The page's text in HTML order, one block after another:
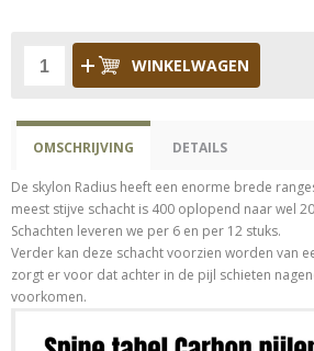
WINKELWAGEN
OMSCHRIJVING DETAILS
De skylon Radius heeft een enorme brede
meest stijve schacht is 400 oplopend naar wel
Schachten leveren we per 6 en per 12 stuks.
Verder kan deze schacht voorzien worden van
zorgt er voor dat achter in de pijl schieten
voorkomen.